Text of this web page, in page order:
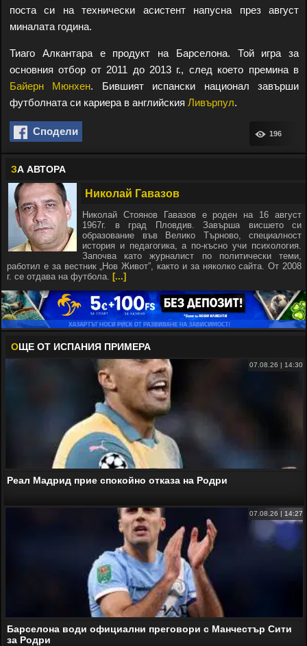
поста си на технически асистент напусна през август
миналата година.
Тиаго Алкантара е продукт на Барселона. Той игра за
основния отбор от 2011 до 2013 г., след което премина в
Байерн Мюнхен. Бившият испански национал завърши
футболната си кариера в английския Ливърпул.
Сподели 196
ЗА АВТОРА
Николай Гавазов
Николай Стоянов Гавазов е роден на 16 август
1967г. в град Пловдив. Завърша висшето си
образование във Велико Търново, специалност
история и педагогика, а по-късно учи психология.
Започва като журналист по политически теми,
работил е за вестник „Нов Живот”, както и за няколко сайта. От 2008
г. се отдава на футбола. [...]
ОЩЕ ОТ ИСПАНИЯ ПРИМЕРА
07.08.26 | 14:30
Реал Мадрид прие спокойно отказа на Родри
07.08.26 | 14:27
Барселона води официални преговори с Манчестър Сити
за Родри